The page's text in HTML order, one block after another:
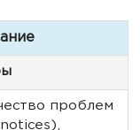
проблем